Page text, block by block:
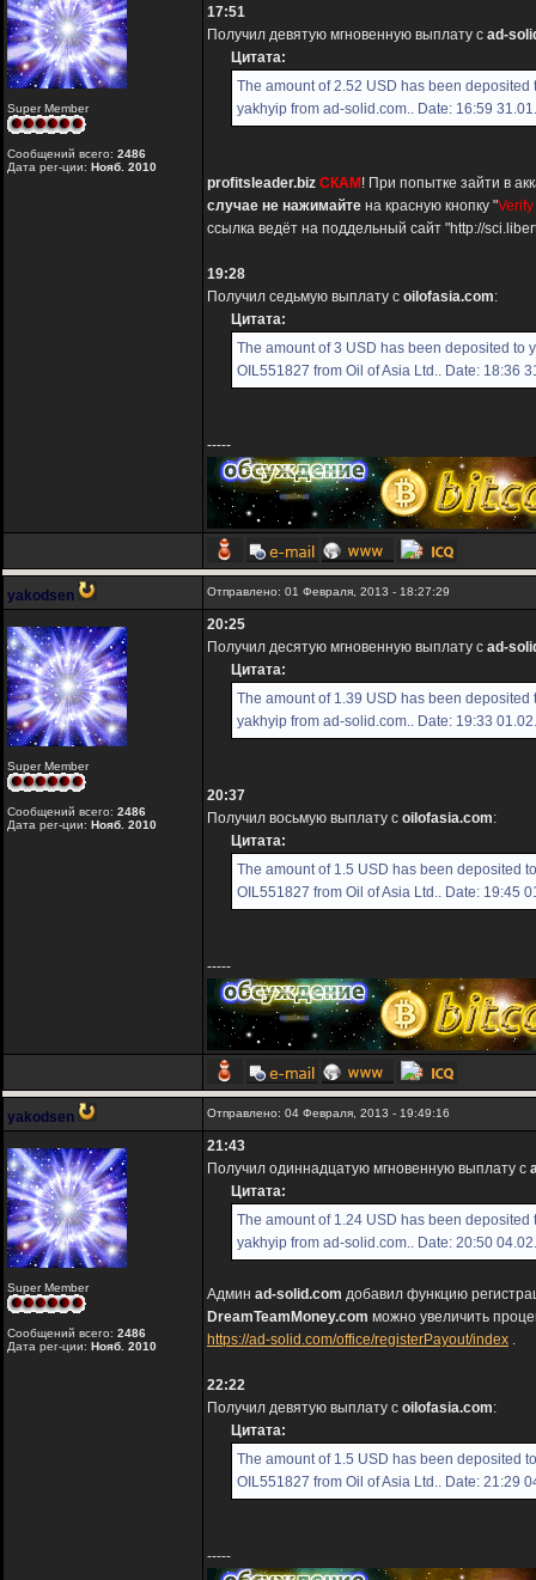
Super Member
Сообщений всего: 2486
Дата рег-ции: Нояб. 2010
17:51
Получил девятую мгновенную выплату с ad-
Цитата:
The amount of 2.52 USD has been
yakhyip from ad-solid.com.. Date: 16:59
profitsleader.biz СКАМ ! При попытке зайти в
случае не нажимайте на красную кнопку "
ссылка ведёт на поддельный сайт "http://
19:28
Получил седьмую выплату с oilofasia.com:
Цитата:
The amount of 3 USD has been deposited to
OIL551827 from Oil of Asia Ltd.. Date: 18:36
-----
yakodsen Отправлено: 01 Февраля, 2013 - 18:27:29
Super Member
Сообщений всего: 2486
Дата рег-ции: Нояб. 2010
20:25
Получил десятую мгновенную выплату с ad-
Цитата:
The amount of 1.39 USD has been
yakhyip from ad-solid.com.. Date: 19:33
20:37
Получил восьмую выплату с oilofasia.com:
Цитата:
The amount of 1.5 USD has been deposited
OIL551827 from Oil of Asia Ltd.. Date: 19:45
-----
yakodsen Отправлено: 04 Февраля, 2013 - 19:49:16
Super Member
Сообщений всего: 2486
Дата рег-ции: Нояб. 2010
21:43
Получил одиннадцатую мгновенную выплату с
Цитата:
The amount of 1.24 USD has been
yakhyip from ad-solid.com.. Date: 20:50
Админ ad-solid.com добавил функцию
DreamTeamMoney.com можно увеличить
https://ad-solid.com/office/registerPayout/index .
22:22
Получил девятую выплату с oilofasia.com:
Цитата:
The amount of 1.5 USD has been deposited
OIL551827 from Oil of Asia Ltd.. Date: 21:29
-----